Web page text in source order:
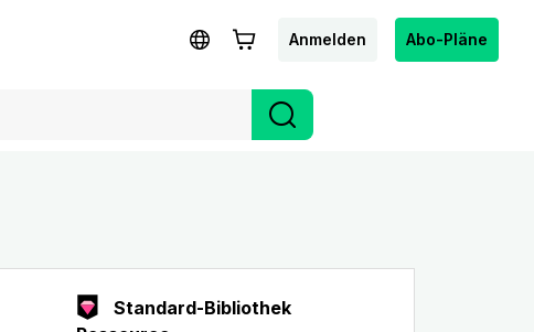
Anmelden Abo-Pläne
Standard-Bibliothek